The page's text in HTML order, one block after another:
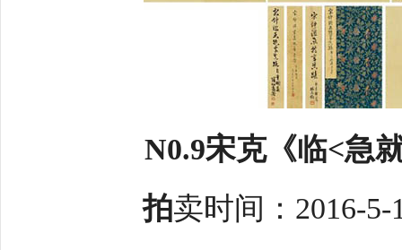
N0.9宋克《临<急
拍卖时间：2016-5-